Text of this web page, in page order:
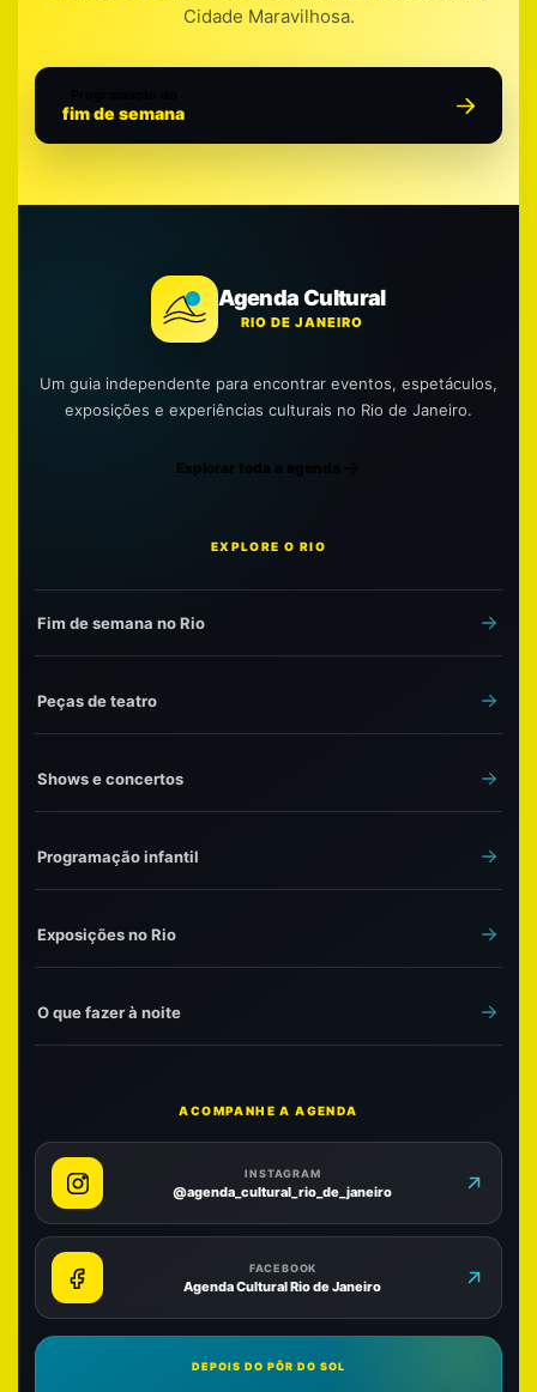
Cidade Maravilhosa.
fim de semana
Agenda Cultural
RIO DE JANEIRO
Um guia independente para encontrar eventos, espetáculos,
exposições e experiências culturais no Rio de Janeiro.
Explorar toda a agenda
EXPLORE O RIO
Fim de semana no Rio
Peças de teatro
Shows e concertos
Programação infantil
Exposições no Rio
O que fazer à noite
ACOMPANHE A AGENDA
INSTAGRAM
@agenda_cultural_rio_de_janeiro
FACEBOOK
Agenda Cultural Rio de Janeiro
DEPOIS DO PÔR DO SOL